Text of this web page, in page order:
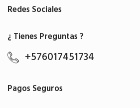
Redes Sociales
¿ Tienes Preguntas ?
+576017451734
Pagos Seguros